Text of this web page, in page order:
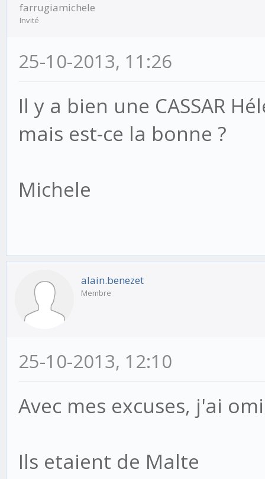
farrugiamichele
Invité
25-10-2013, 11:26
Il y a bien une CASSAR
mais est-ce la bonne ?
Michele
alain.benezet
Membre
25-10-2013, 12:10
Avec mes excuses, j'ai
Ils etaient de Malte